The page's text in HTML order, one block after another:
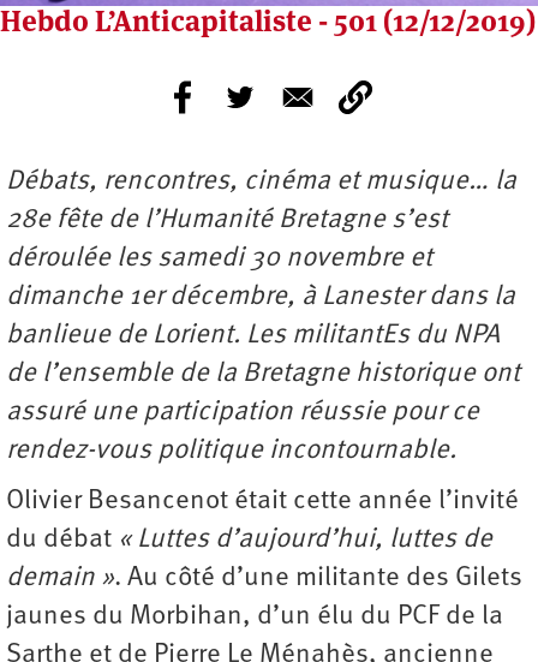
Hebdo L’Anticapitaliste - 501 (12/12/2019)
Débats, rencontres, cinéma et musique… la
28e fête de l’Humanité Bretagne s’est
déroulée les samedi 30 novembre et
dimanche 1er décembre, à Lanester dans la
banlieue de Lorient. Les militantEs du NPA
de l’ensemble de la Bretagne historique ont
assuré une participation réussie pour ce
rendez-vous politique incontournable.
Olivier Besancenot était cette année l’invité
du débat « Luttes d’aujourd’hui, luttes de
demain ». Au côté d’une militante des Gilets
jaunes du Morbihan, d’un élu du PCF de la
Sarthe et de Pierre Le Ménahès, ancienne